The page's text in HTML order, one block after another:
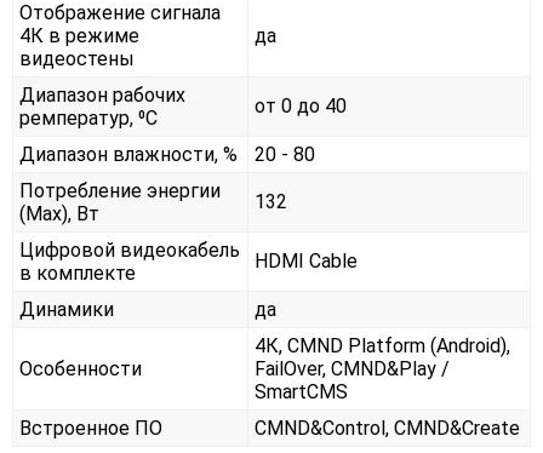
Отображение сигнала
4К в режиме
видеостены
да
Диапазон рабочих
ремператур, ⁰С
от 0 до 40
Диапазон влажности, %
20 - 80
Потребление энергии
(Max), Вт
132
Цифровой видеокабель
в комплекте
HDMI Cable
Динамики да
Особенности
4К, CMND Platform (Android),
FailOver, CMND&Play /
SmartCMS
Встроенное ПО
CMND&Control, CMND&Create